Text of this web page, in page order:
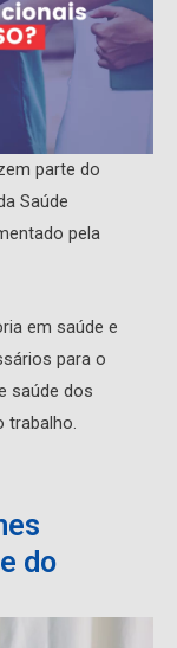
parte do
Saúde
pela
em saúde e
para o
saúde dos
trabalho.
do